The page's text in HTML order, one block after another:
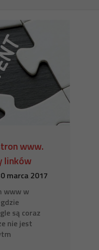
www.
linków
marca 2017
www w
są coraz
nie jest